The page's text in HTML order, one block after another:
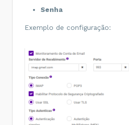
Senha
Exemplo de configuração: